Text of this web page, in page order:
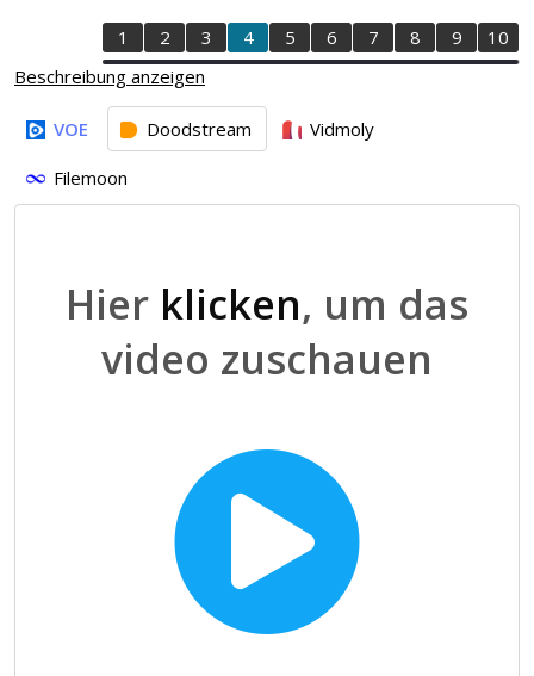
1 2 3 4 5 6 7 8 9
10
Beschreibung anzeigen
VOE Doodstream Vidmoly
Filemoon
Hier klicken, um das
video zuschauen